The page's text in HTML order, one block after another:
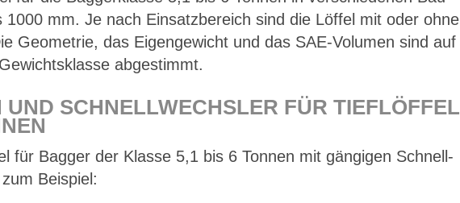
1000 mm. Je nach Ein­satz­be­reich sind die Löf­fel mit oder ohne
Geo­me­trie, das Ei­gen­ge­wicht und das SAE-Vo­lu­men sind auf
ab­ge­stimmt.
UND SCHNELL­WECHS­LER FÜR TIEF­LÖF­FEL
für Bag­ger der Klas­se 5,1 bis 6 Ton­nen mit gän­gi­gen Schnell­
Bei­spiel: